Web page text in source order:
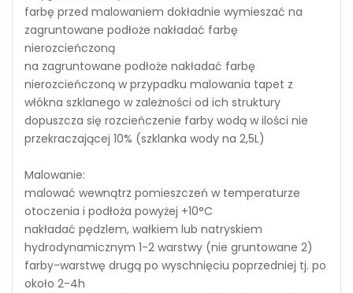
farbę przed malowaniem dokładnie wymieszać na
zagruntowane podłoże nakładać farbę
nierozcieńczoną
na zagruntowane podłoże nakładać farbę
nierozcieńczoną w przypadku malowania tapet z
włókna szklanego w zależności od ich struktury
dopuszcza się rozcieńczenie farby wodą w ilości nie
przekraczającej 10% (szklanka wody na 2,5L)
Malowanie:
malować wewnątrz pomieszczeń w temperaturze
otoczenia i podłoża powyżej +10°C
nakładać pędzlem, wałkiem lub natryskiem
hydrodynamicznym 1-2 warstwy (nie gruntowane 2)
farby-warstwę drugą po wyschnięciu poprzedniej tj. po
około 2-4h